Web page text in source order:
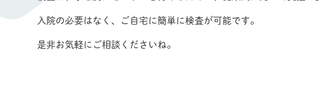
入院の必要はなく、ご自宅に簡単に検査が可能です。
是非お気軽にご相談くださいね。